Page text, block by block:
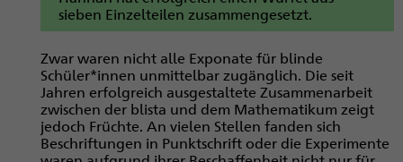
sieben Einzelteilen zusammengesetzt.
Zwar waren nicht alle Exponate für blinde
Schüler*innen unmittelbar zugänglich. Die seit
Jahren erfolgreich ausgestaltete Zusammenarbeit
zwischen der blista und dem Mathematikum zeigt
jedoch Früchte. An vielen Stellen fanden sich
Beschriftungen in Punktschrift oder die Experimente